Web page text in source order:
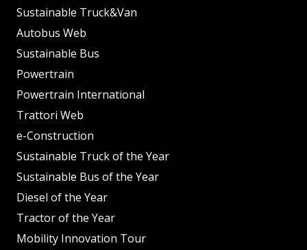
Sustainable Truck&Van
Autobus Web
Sustainable Bus
Powertrain
Powertrain International
Trattori Web
e-Construction
Sustainable Truck of the Year
Sustainable Bus of the Year
Diesel of the Year
Tractor of the Year
Mobility Innovation Tour